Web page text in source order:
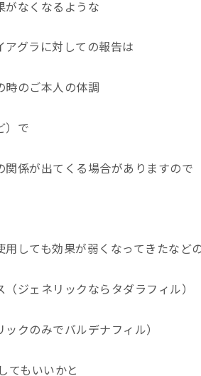
がなくなるような
グラに対しての報告は
時のご本人の体調
）で
係が出てくる場合がありますので
用しても効果が弱くなってきたなど
ジェネリックならタダラフィル）
クのみでバルデナフィル）
てもいいかと